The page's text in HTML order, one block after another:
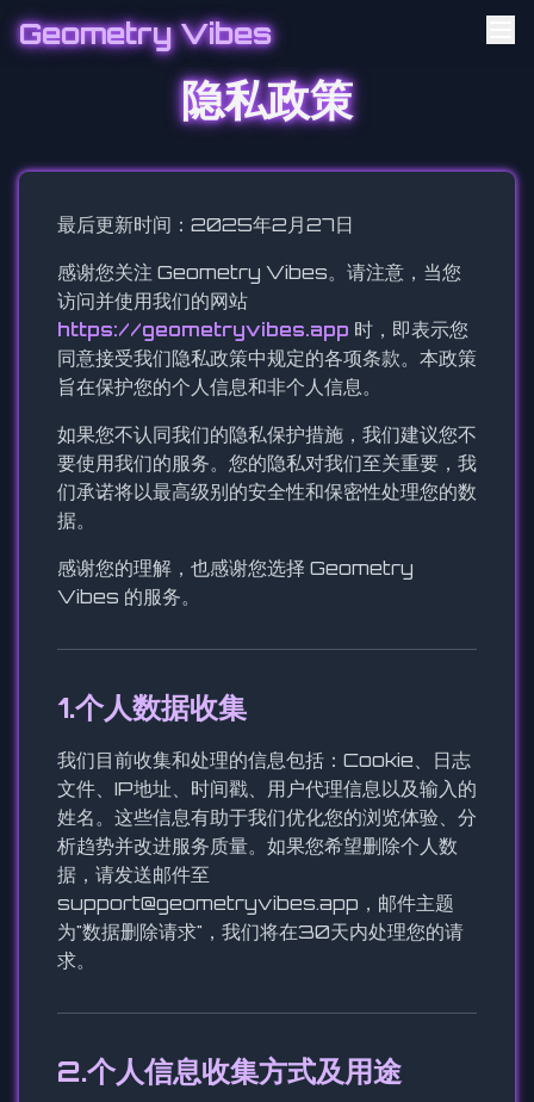
Geometry Vibes
隐私政策
最后更新时间：2025年2月27日
感谢您关注 Geometry Vibes。请注意，当您
访问并使用我们的网站
https://geometryvibes.app 时，即表示您
同意接受我们隐私政策中规定的各项条款。本政策
旨在保护您的个人信息和非个人信息。
如果您不认同我们的隐私保护措施，我们建议您不
要使用我们的服务。您的隐私对我们至关重要，我
们承诺将以最高级别的安全性和保密性处理您的数
据。
感谢您的理解，也感谢您选择 Geometry
Vibes 的服务。
1.个人数据收集
我们目前收集和处理的信息包括：Cookie、日志
文件、IP地址、时间戳、用户代理信息以及输入的
姓名。这些信息有助于我们优化您的浏览体验、分
析趋势并改进服务质量。如果您希望删除个人数
据，请发送邮件至
support@geometryvibes.app ，邮件主题
为"数据删除请求"，我们将在30天内处理您的请
求。
2.个人信息收集方式及用途